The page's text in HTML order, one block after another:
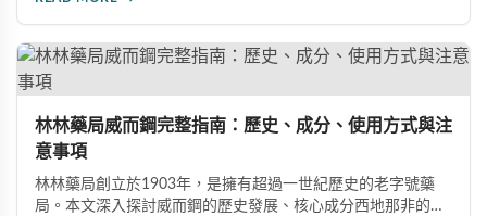
林林藥局威而鋼完整指南：歷史、成分、使用方式與注
意事項
林林藥局創立於1903年，是擁有超過一世紀歷史的老字號藥
局。本文深入探討威而鋼的歷史發展、核心成分西地那非的作